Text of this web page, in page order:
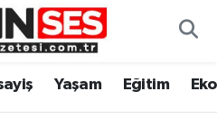
Yaşam Eğitim